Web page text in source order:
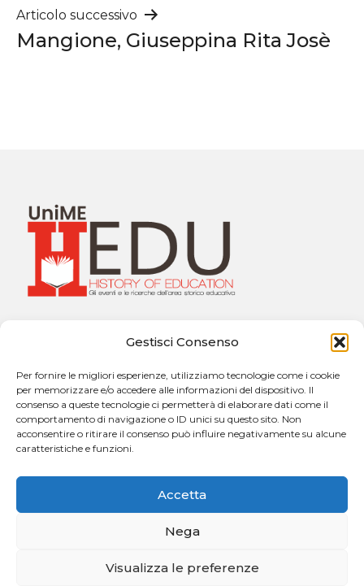
Gestisci Consenso
Per fornire le migliori esperienze, utilizziamo tecnologie come i cookie
per memorizzare e/o accedere alle informazioni del dispositivo. Il
consenso a queste tecnologie ci permetterà di elaborare dati come il
comportamento di navigazione o ID unici su questo sito. Non
acconsentire o ritirare il consenso può influire negativamente su alcune
caratteristiche e funzioni.
Accetta
Nega
Visualizza le preferenze
Articolo successivo
Mangione, Giuseppina Rita Josè
Dipartimento di Scienze Cognitive, Psicologiche,
Sezione di Pedagogia “Giuseppe Catalfamo”
Via Concezione, n. 8 – 98121 Messina